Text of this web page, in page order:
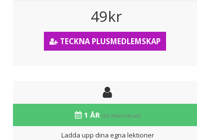
49kr
TECKNA PLUSMEDLEMSKAP
1 ÅR (29,08kr/månad)
Ladda upp dina egna lektioner